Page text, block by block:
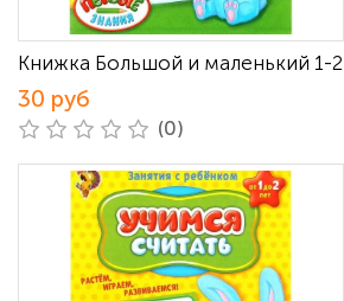
Книжка Большой и маленький 1-2
30 руб
(0)